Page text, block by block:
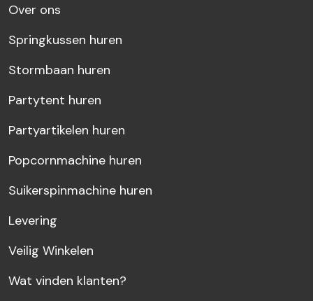
Over ons
Springkussen huren
Stormbaan huren
Partytent huren
Partyartikelen huren
Popcornmachine huren
Suikerspinmachine huren
Levering
Veilig Winkelen
Wat vinden klanten?